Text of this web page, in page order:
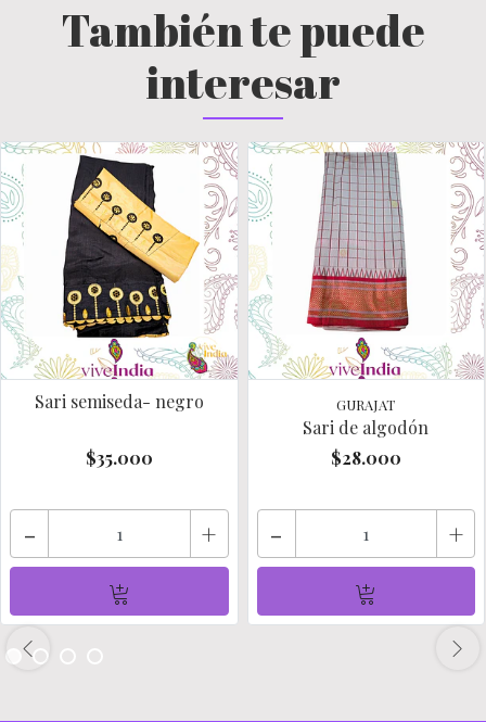
También te puede
interesar
Sari semiseda- negro
$35.000
- +
GURAJAT
Sari de algodón
$28.000
- +